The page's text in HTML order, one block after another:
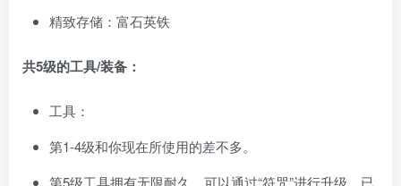
精致存储：富石英铁
共5级的工具/装备：
工具：
第1-4级和你现在所使用的差不多。